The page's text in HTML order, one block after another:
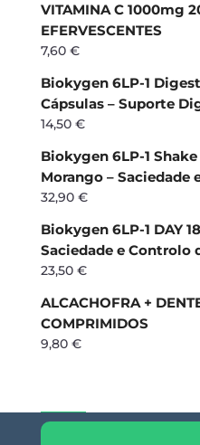
VITAMINA C 1000mg
EFERVESCENTES
7,60 €
Biokygen 6LP-1
Cápsulas – Suporte
14,50 €
Biokygen 6LP-1
Morango – Saciedade
32,90 €
Biokygen 6LP-1 DAY
Saciedade e Controlo
23,50 €
ALCACHOFRA +
COMPRIMIDOS
9,80 €